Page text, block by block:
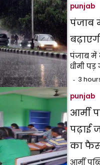
punjab
पंजाब
पंजाब में
धीमी
3
punjab
आर्मी
पढ़ाई
का
आर्मी